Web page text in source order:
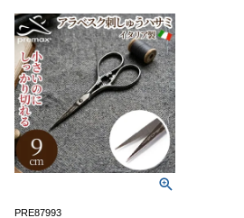
PRE87993